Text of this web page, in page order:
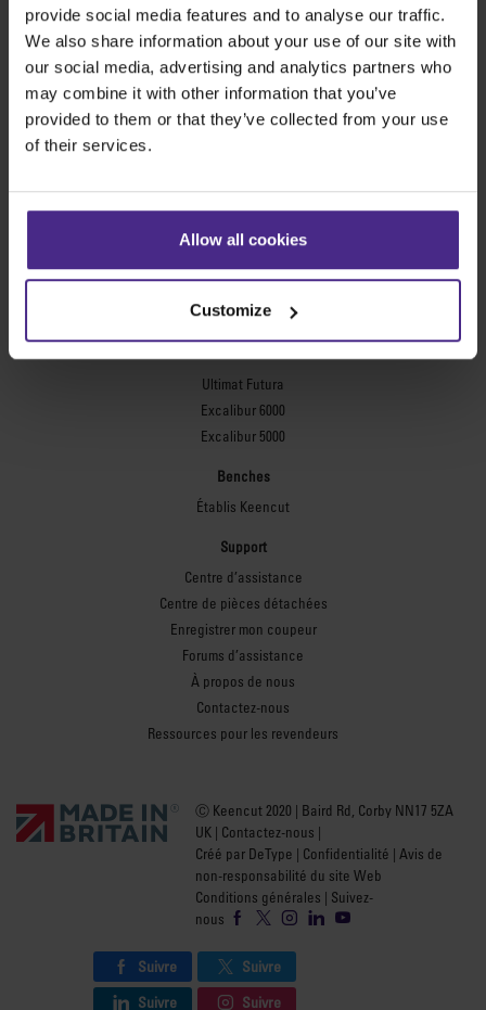
provide social media features and to analyse our traffic.
We also share information about your use of our site with
our social media, advertising and analytics partners who
may combine it with other information that you’ve
provided to them or that they’ve collected from your use
of their services.
Allow all cookies
Customize
Evolution3™ SmartFold
Evolution3™ BenchTop
Evolution3™ FreeHand
Technic ARC
Technic ARC TE
Règles de sécurité
Plaques flexographiques
Flexo Plate Cutter
Ultimat Futura
Excalibur 6000
Excalibur 5000
Benches
Établis Keencut
Support
Centre d’assistance
Centre de pièces détachées
Enregistrer mon coupeur
Forums d’assistance
À propos de nous
Contactez-nous
Ressources pour les revendeurs
Ⓒ Keencut 2020 | Baird Rd, Corby NN17 5ZA
UK | Contactez-nous |
Créé par DeType | Confidentialité | Avis de
non-responsabilité du site Web
Conditions générales | Suivez-
nous
Suivre
Suivre
Suivre
Suivre